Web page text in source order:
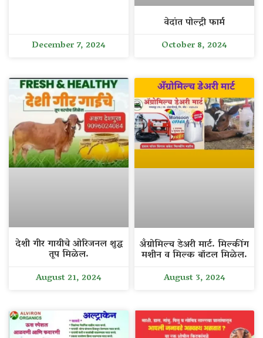
December 7, 2024
वेदांत पोल्ट्री फार्म
October 8, 2024
देशी गीर गायीचे ओरिजनल शुद्ध
तूप मिळेल.
August 21, 2024
अँग्रोमिल्च डेअरी मार्ट. मिल्कींग
मशीन व मिल्क बॉटल मिळेल.
August 3, 2024